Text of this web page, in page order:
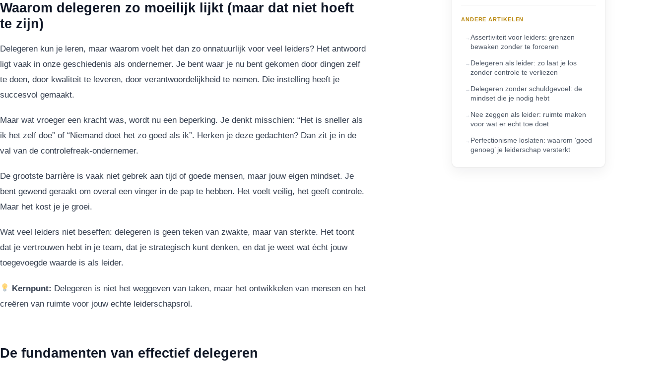
Waarom delegeren zo moeilijk lijkt (maar dat niet hoeft
te zijn)
Delegeren kun je leren, maar waarom voelt het dan zo onnatuurlijk voor veel leiders? Het antwoord
ligt vaak in onze geschiedenis als ondernemer. Je bent waar je nu bent gekomen door dingen zelf
te doen, door kwaliteit te leveren, door verantwoordelijkheid te nemen. Die instelling heeft je
succesvol gemaakt.
Maar wat vroeger een kracht was, wordt nu een beperking. Je denkt misschien: “Het is sneller als
ik het zelf doe” of “Niemand doet het zo goed als ik”. Herken je deze gedachten? Dan zit je in de
val van de controlefreak-ondernemer.
De grootste barrière is vaak niet gebrek aan tijd of goede mensen, maar jouw eigen mindset. Je
bent gewend geraakt om overal een vinger in de pap te hebben. Het voelt veilig, het geeft controle.
Maar het kost je je groei.
Wat veel leiders niet beseffen: delegeren is geen teken van zwakte, maar van sterkte. Het toont
dat je vertrouwen hebt in je team, dat je strategisch kunt denken, en dat je weet wat écht jouw
toegevoegde waarde is als leider.
Kernpunt: Delegeren is niet het weggeven van taken, maar het ontwikkelen van mensen en het
creëren van ruimte voor jouw echte leiderschapsrol.
De fundamenten van effectief delegeren
ANDERE ARTIKELEN
Assertiviteit voor leiders: grenzen
bewaken zonder te forceren
Delegeren als leider: zo laat je los
zonder controle te verliezen
Delegeren zonder schuldgevoel: de
mindset die je nodig hebt
Nee zeggen als leider: ruimte maken
voor wat er echt toe doet
Perfectionisme loslaten: waarom ‘goed
genoeg’ je leiderschap versterkt